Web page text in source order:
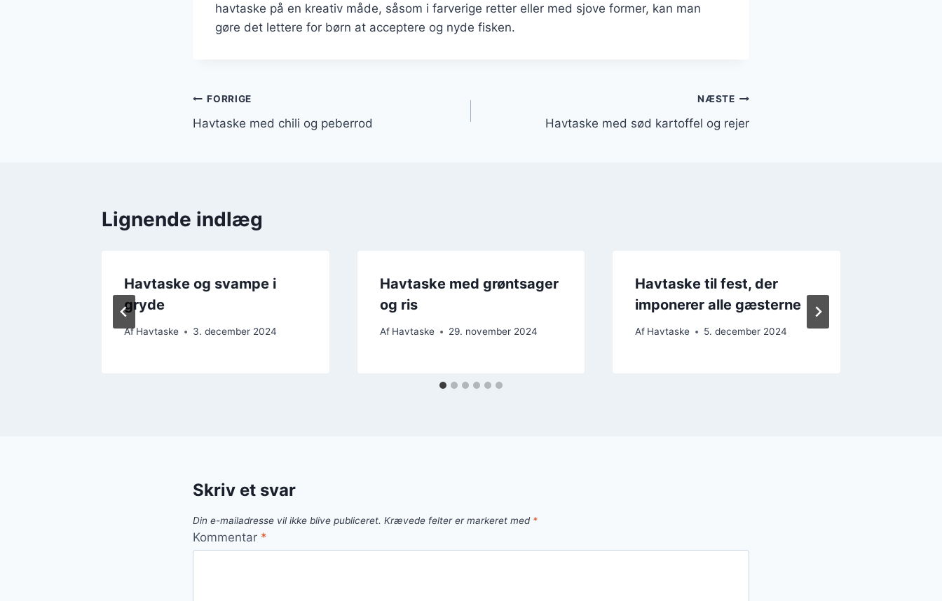
havtaske på en kreativ måde, såsom i farverige retter eller med sjove former, kan man
gøre det lettere for børn at acceptere og nyde fisken.
Indlægsnavigation
FORRIGE
Havtaske med chili og peberrod
NÆSTE
Havtaske med sød kartoffel og rejer
Lignende indlæg
Havtaske og svampe i
gryde
Af Havtaske 3. december 2024
Havtaske med grøntsager
og ris
Af Havtaske 29. november 2024
Havtaske til fest, der
imponerer alle gæsterne
Af Havtaske 5. december 2024
Skriv et svar
Din e-mailadresse vil ikke blive publiceret. Krævede felter er markeret med *
Kommentar *